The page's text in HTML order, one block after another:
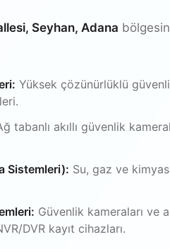
Seyhan, Adana
Yüksek çözünürlüklü
tabanlı akıllı güvenlik
Sistemleri): Su, gaz ve
Güvenlik kameraları ve
DVR kayıt cihazları.